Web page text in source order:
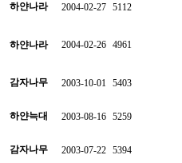
하얀나라 2004-02-27 5112
하얀나라 2004-02-26 4961
감자나무 2003-10-01 5403
하얀늑대 2003-08-16 5259
감자나무 2003-07-22 5394